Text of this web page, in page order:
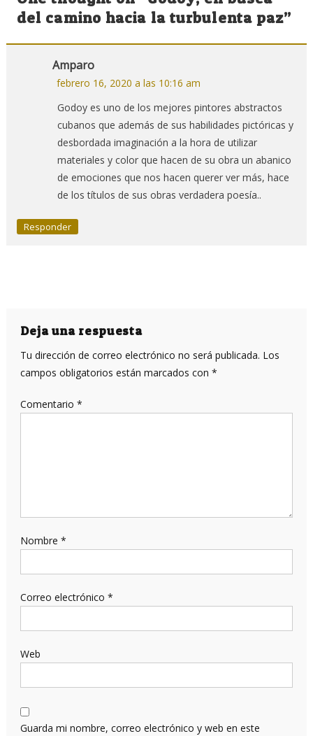
entradas
del camino hacia la turbulenta paz”
Amparo
febrero 16, 2020 a las 10:16 am
Godoy es uno de los mejores pintores abstractos
cubanos que además de sus habilidades pictóricas y
desbordada imaginación a la hora de utilizar
materiales y color que hacen de su obra un abanico
de emociones que nos hacen querer ver más, hace
de los títulos de sus obras verdadera poesía..
Responder
Deja una respuesta
Tu dirección de correo electrónico no será publicada. Los
campos obligatorios están marcados con *
Comentario *
Nombre *
Correo electrónico *
Web
Guarda mi nombre, correo electrónico y web en este